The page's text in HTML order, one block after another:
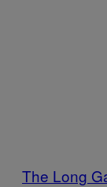
The Long